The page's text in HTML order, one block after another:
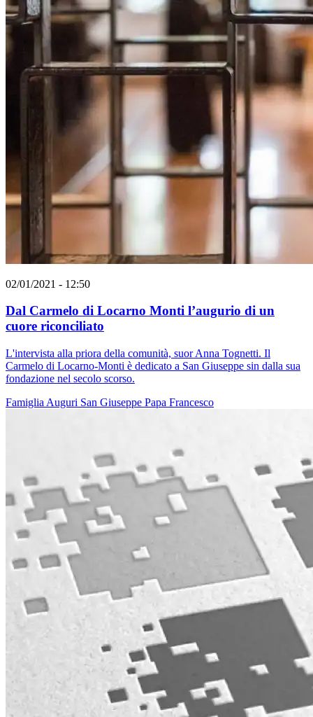
02/01/2021 - 12:50
Dal Carmelo di Locarno Monti l’augurio di un
cuore riconciliato
L'intervista alla priora della comunità, suor Anna Tognetti. Il
Carmelo di Locarno-Monti è dedicato a San Giuseppe sin dalla sua
fondazione nel secolo scorso.
Famiglia Auguri San Giuseppe Papa Francesco